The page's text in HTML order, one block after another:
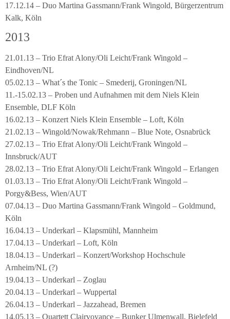
17.12.14 – Duo Martina Gassmann/Frank Wingold, Bürgerzentrum
Kalk, Köln
2013
21.01.13 – Trio Efrat Alony/Oli Leicht/Frank Wingold –
Eindhoven/NL
05.02.13 – What´s the Tonic – Smederij, Groningen/NL
11.-15.02.13 – Proben und Aufnahmen mit dem Niels Klein
Ensemble, DLF Köln
16.02.13 – Konzert Niels Klein Ensemble – Loft, Köln
21.02.13 – Wingold/Nowak/Rehmann – Blue Note, Osnabrück
27.02.13 – Trio Efrat Alony/Oli Leicht/Frank Wingold –
Innsbruck/AUT
28.02.13 – Trio Efrat Alony/Oli Leicht/Frank Wingold – Erlangen
01.03.13 – Trio Efrat Alony/Oli Leicht/Frank Wingold –
Porgy&Bess, Wien/AUT
07.04.13 – Duo Martina Gassmann/Frank Wingold – Goldmund,
Köln
16.04.13 – Underkarl – Klapsmühl, Mannheim
17.04.13 – Underkarl – Loft, Köln
18.04.13 – Underkarl – Konzert/Workshop Hochschule
Arnheim/NL (?)
19.04.13 – Underkarl – Zoglau
20.04.13 – Underkarl – Wuppertal
26.04.13 – Underkarl – Jazzahead, Bremen
14.05.13 – Quartett Clairvoyance – Bunker Ulmenwall, Bielefeld